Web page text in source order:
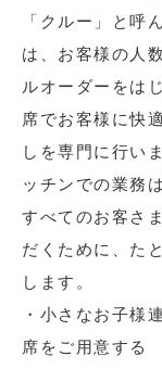
「クルー」と呼
は、お客様の人
ルオーダーをは
席でお客様に快
しを専門に行い
ッチンでの業務
すべてのお客さ
だくために、た
します。
・小さなお子様
席をご用意する